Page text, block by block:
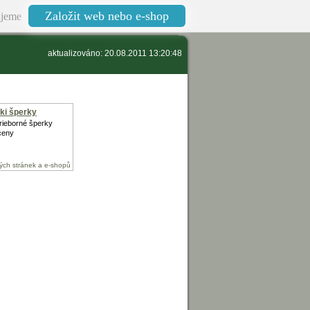
Založit web nebo e-shop
aktualizováno: 20.08.2011 13:20:48
šperky
šperky
stránek a e-shopů